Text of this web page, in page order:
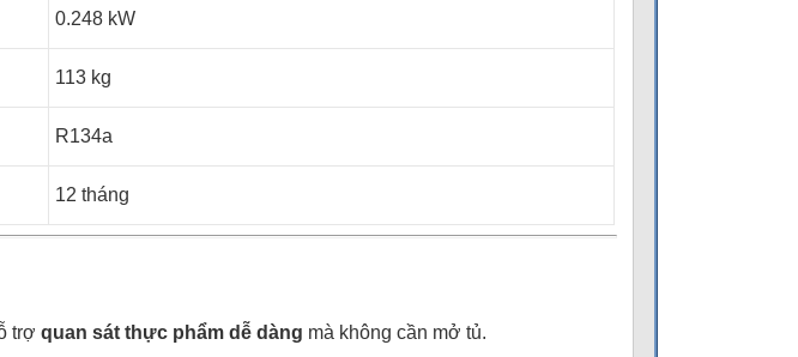
0.248 kW
113 kg
R134a
12 tháng
trợ quan sát thực phẩm dễ dàng mà không cần mở tủ.